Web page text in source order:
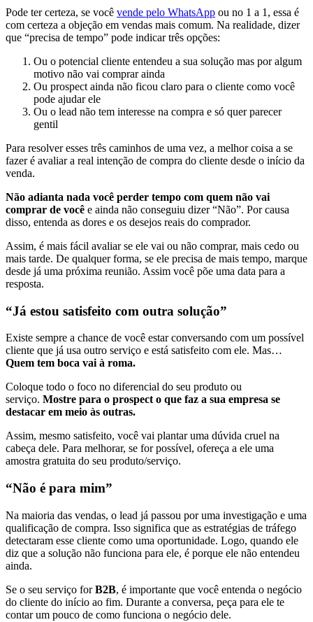
Pode ter certeza, se você vende pelo WhatsApp ou no 1 a 1, essa é
com certeza a objeção em vendas mais comum. Na realidade, dizer
que “precisa de tempo” pode indicar três opções:
Ou o potencial cliente entendeu a sua solução mas por algum
motivo não vai comprar ainda
Ou prospect ainda não ficou claro para o cliente como você
pode ajudar ele
Ou o lead não tem interesse na compra e só quer parecer
gentil
Para resolver esses três caminhos de uma vez, a melhor coisa a se
fazer é avaliar a real intenção de compra do cliente desde o início da
venda.
Não adianta nada você perder tempo com quem não vai
comprar de você e ainda não conseguiu dizer “Não”. Por causa
disso, entenda as dores e os desejos reais do comprador.
Assim, é mais fácil avaliar se ele vai ou não comprar, mais cedo ou
mais tarde. De qualquer forma, se ele precisa de mais tempo, marque
desde já uma próxima reunião. Assim você põe uma data para a
resposta.
“Já estou satisfeito com outra solução”
Existe sempre a chance de você estar conversando com um possível
cliente que já usa outro serviço e está satisfeito com ele. Mas…
Quem tem boca vai à roma.
Coloque todo o foco no diferencial do seu produto ou
serviço. Mostre para o prospect o que faz a sua empresa se
destacar em meio às outras.
Assim, mesmo satisfeito, você vai plantar uma dúvida cruel na
cabeça dele. Para melhorar, se for possível, ofereça a ele uma
amostra gratuita do seu produto/serviço.
“Não é para mim”
Na maioria das vendas, o lead já passou por uma investigação e uma
qualificação de compra. Isso significa que as estratégias de tráfego
detectaram esse cliente como uma oportunidade. Logo, quando ele
diz que a solução não funciona para ele, é porque ele não entendeu
ainda.
Se o seu serviço forB2B, é importante que você entenda o negócio
do cliente do início ao fim. Durante a conversa, peça para ele te
contar um pouco de como funciona o negócio dele.